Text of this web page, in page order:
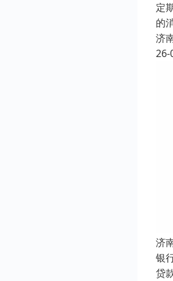
定
的
济
26-
济
银
贷